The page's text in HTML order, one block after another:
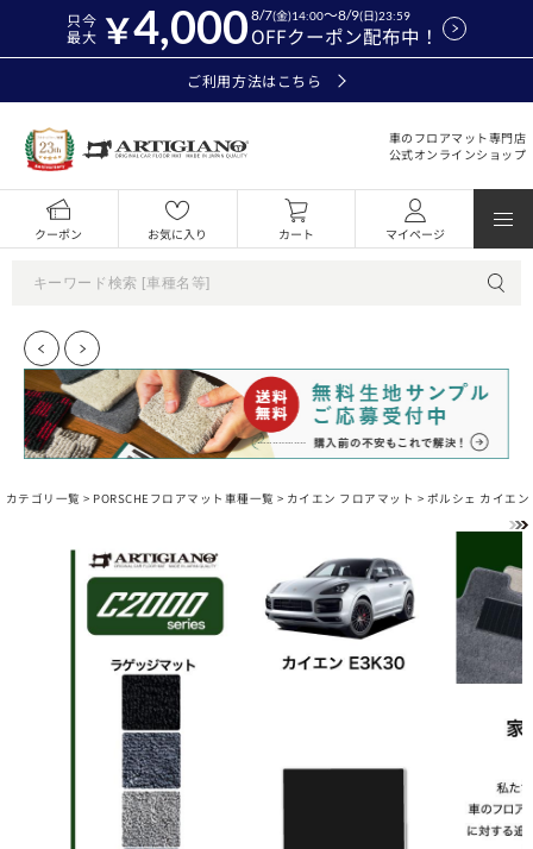
只今
最大
4,000OFFクーポン配布中！
8/7(金)14:00～8/9(日)23:59
ご利用方法はこちら
車のフロアマット専門店
公式オンラインショップ
クーポン お気に入り カート マイページ
カテゴリ一覧 > PORSCHEフロアマット車種一覧 > カイエン フロアマット > ポルシェ カイエ